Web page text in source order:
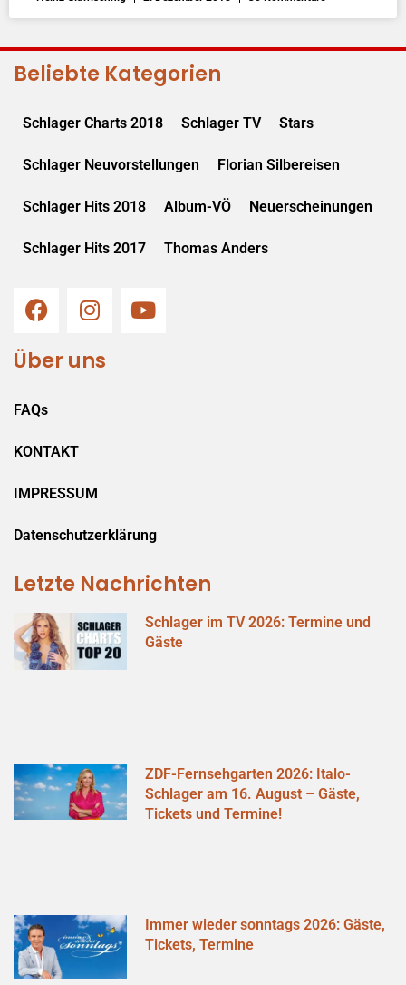
Beliebte Kategorien
Schlager Charts 2018 Schlager TV Stars
Schlager Neuvorstellungen Florian Silbereisen
Schlager Hits 2018 Album-VÖ Neuerscheinungen
Schlager Hits 2017 Thomas Anders
Über uns
FAQs
KONTAKT
IMPRESSUM
Datenschutzerklärung
Letzte Nachrichten
Schlager im TV 2026: Termine und
Gäste
ZDF-Fernsehgarten 2026: Italo-
Schlager am 16. August – Gäste,
Tickets und Termine!
Immer wieder sonntags 2026: Gäste,
Tickets, Termine